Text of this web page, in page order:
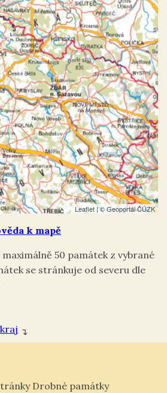
↴
Leaflet| ©Geoportál ČÚZK
k mapě
50 památek z vybrané
se stránkuje od severu dle
Drobné památky